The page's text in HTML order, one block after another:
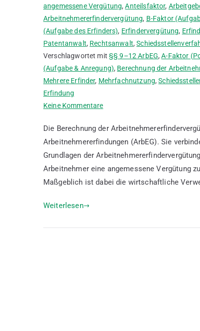
angemessene Vergütung,Anteilsfaktor,
Arbeitnehmererfindervergütung, B-Faktor
(Aufgabe des Erfinders), Erfindervergütung,
Patentanwalt, Rechtsanwalt,
Verschlagwortet mit§§ 9–12 ArbEG,A-Faktor
(Aufgabe & Anregung), Berechnung der
Mehrere Erfinder, Mehrfachnutzung,
Erfindung
Keine Kommentarezu
der
anhand
von
Beispielen
Die Berechnung der
Arbeitnehmererfindungen (ArbEG). Sie
Grundlagen der
Arbeitnehmer eine angemessene Vergütung
Maßgeblich ist dabei die wirtschaftliche
Weiterlesen